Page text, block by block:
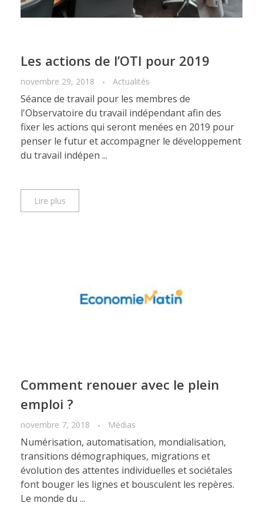
Le droit du travail
L’économie des plateformes
Les secteurs d’activité des indépendants
Le travail indépendant à l’étranger
Les actions de l’OTI pour 2019
novembre 29, 2018 Actualités
Séance de travail pour les membres de
l'Observatoire du travail indépendant afin des
fixer les actions qui seront menées en 2019 pour
penser le futur et accompagner le développement
du travail indépen ...
Lire plus
Comment renouer avec le plein
emploi ?
novembre 7, 2018 Médias
Numérisation, automatisation, mondialisation,
transitions démographiques, migrations et
évolution des attentes individuelles et sociétales
font bouger les lignes et bousculent les repères.
Le monde du ...